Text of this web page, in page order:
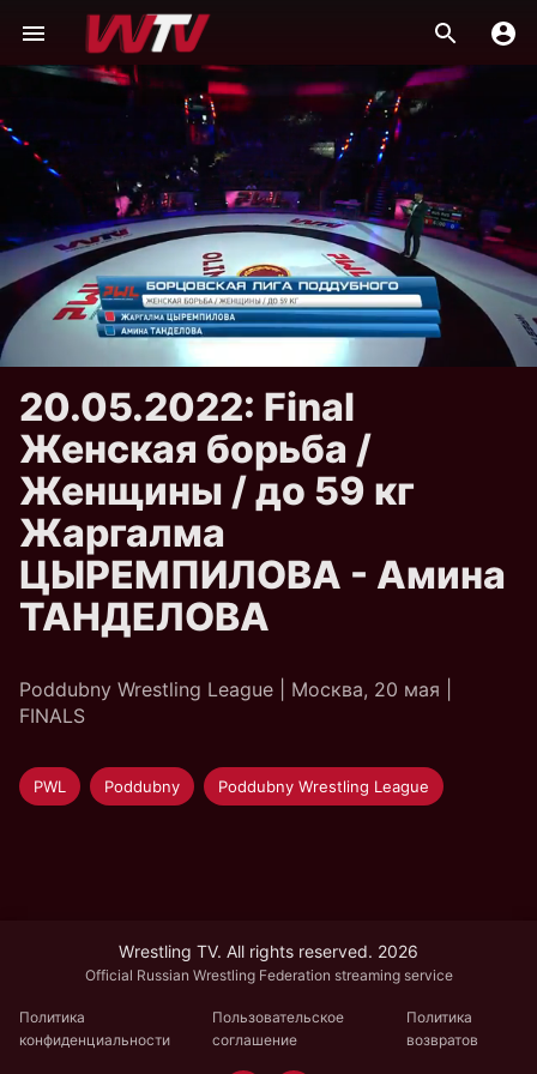
20.05.2022: Final
Женская борьба /
Женщины / до 59 кг
Жаргалма
ЦЫРЕМПИЛОВА - Амина
ТАНДЕЛОВА
Poddubny Wrestling League | Москва, 20 мая |
FINALS
PWL Poddubny Poddubny Wrestling League
Wrestling TV. All rights reserved. 2026
Official Russian Wrestling Federation streaming service
Политика
конфиденциальности
Пользовательское
соглашение
Политика
возвратов